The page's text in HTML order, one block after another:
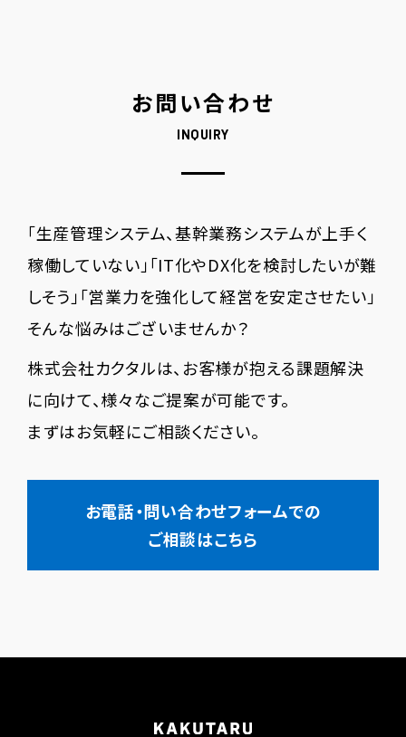
お問い合わせ
INQUIRY
「生産管理システム、基幹業務システムが上手く
稼働していない」「IT化やDX化を検討したいが難
しそう」「営業力を強化して経営を安定させたい」
そんな悩みはございませんか？
株式会社カクタルは、お客様が抱える課題解決
に向けて、様々なご提案が可能です。
まずはお気軽にご相談ください。
お電話・問い合わせフォームでの
ご相談はこちら